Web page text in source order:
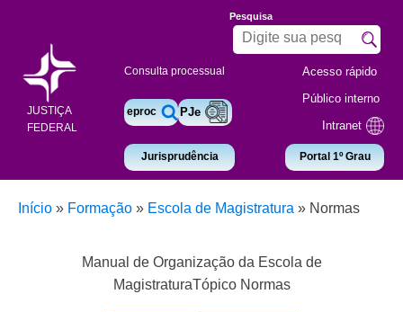
JUSTIÇA
FEDERAL
Consulta processual
eproc PJe
Jurisprudência
Pesquisa
Acesso rápido
Público interno
Intranet
Portal 1º Grau
Início » Formação » Escola de Magistratura » Normas
Manual de Organização da Escola de
MagistraturaTópico Normas